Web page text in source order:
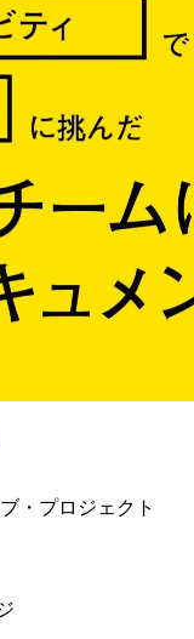
・プロジェクト